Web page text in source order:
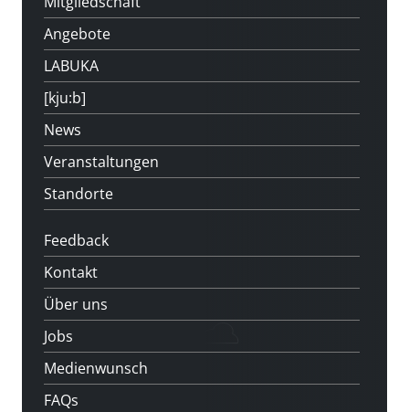
Angebote
LABUKA
[kju:b]
News
Veranstaltungen
Standorte
Feedback
Kontakt
Über uns
Jobs
Medienwunsch
FAQs